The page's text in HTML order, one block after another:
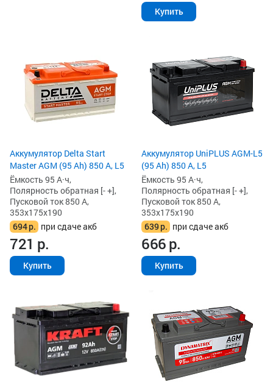
Купить
Аккумулятор Delta Start
Master AGM (95 Ah) 850 А, L5
Ёмкость 95 А·ч,
Полярность обратная [- +],
Пусковой ток 850 А,
353x175x190
694р. при сдаче акб
721 р.
Купить
Аккумулятор UniPLUS AGM-L5
(95 Ah) 850 А, L5
Ёмкость 95 А·ч,
Полярность обратная [- +],
Пусковой ток 850 А,
353x175x190
639р. при сдаче акб
666р.
Купить